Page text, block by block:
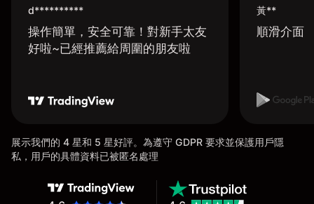
d**********
操作簡單，安全可靠！對新手太友
好啦~已經推薦給周圍的朋友啦
黃**
順滑介面
展示我們的 4 星和 5 星好評。為遵守 GDPR 要求並保護用戶隱
私，用戶的具體資料已被匿名處理